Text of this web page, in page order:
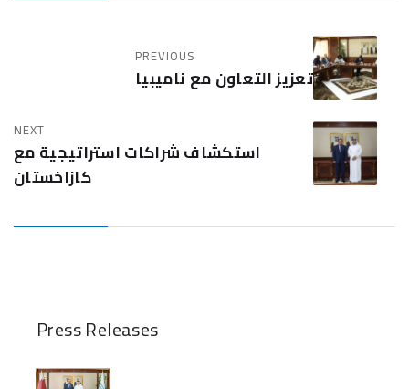
PREVIOUS
تعزيز التعاون مع ناميبيا
NEXT
استكشاف شراكات استراتيجية مع
كازاخستان
Press Releases